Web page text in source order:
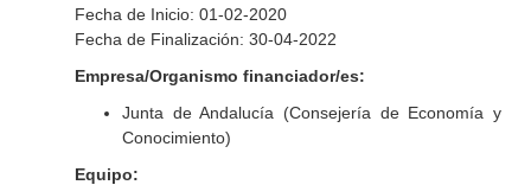
Fecha de Inicio: 01-02-2020
Fecha de Finalización: 30-04-2022
Empresa/Organismo financiador/es:
Junta de Andalucía (Consejería de Economía y
Conocimiento)
Equipo: